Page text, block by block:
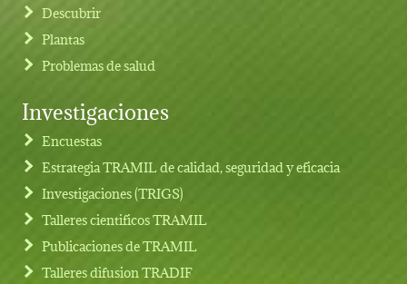
Footer menu
Descubrir
Plantas
Problemas de salud
Investigaciones
Encuestas
Estrategia TRAMIL de calidad, seguridad y eficacia
Investigaciones (TRIGS)
Talleres cientificos TRAMIL
Publicaciones de TRAMIL
Talleres difusion TRADIF